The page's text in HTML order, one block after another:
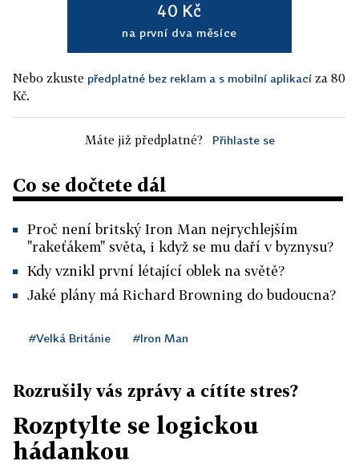
40 Kč
na první dva měsíce
Nebo zkuste předplatné bez reklam a s mobilní aplikací za 80
Kč.
Máte již předplatné? Přihlaste se
Co se dočtete dál
Proč není britský Iron Man nejrychlejším
"rakeťákem" světa, i když se mu daří v byznysu?
Kdy vznikl první létající oblek na světě?
Jaké plány má Richard Browning do budoucna?
#Velká Británie #Iron Man
Rozrušily vás zprávy a cítíte stres?
Rozptylte se logickou
hádankou